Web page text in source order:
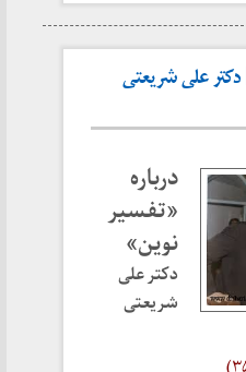
علی شریعتی
درباره
«تفسیر
نوین»
دکتر علی
شریعتی